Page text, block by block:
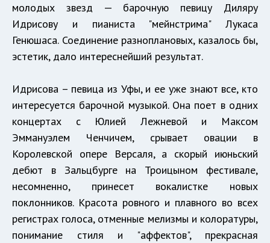
молодых звезд — барочную певицу Диляру
Идрисову и пианиста "мейнстрима" Лукаса
Генюшаса. Соединение разноплановых, казалось бы,
эстетик, дало интереснейший результат.
Идрисова – певица из Уфы, и ее уже знают все, кто
интересуется барочной музыкой. Она поет в одних
концертах с Юлией Лежневой и Максом
Эммануэлем Ченчичем, срывает овации в
Королевской опере Версаля, а скорый июньский
дебют в Зальцбурге на Троицыном фестивале,
несомненно, принесет вокалистке новых
поклонников. Красота ровного и плавного во всех
регистрах голоса, отменные мелизмы и колоратуры,
понимание стиля и "аффектов", прекрасная